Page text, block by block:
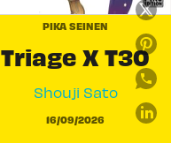
PIKA SEINEN
Triage X T30
Shouji Sato
16/09/2026